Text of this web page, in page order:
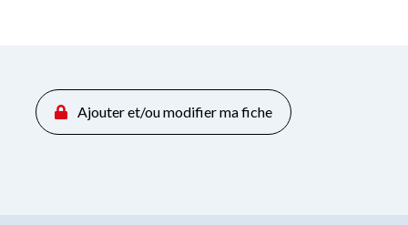
Ajouter et/ou modifier ma fiche